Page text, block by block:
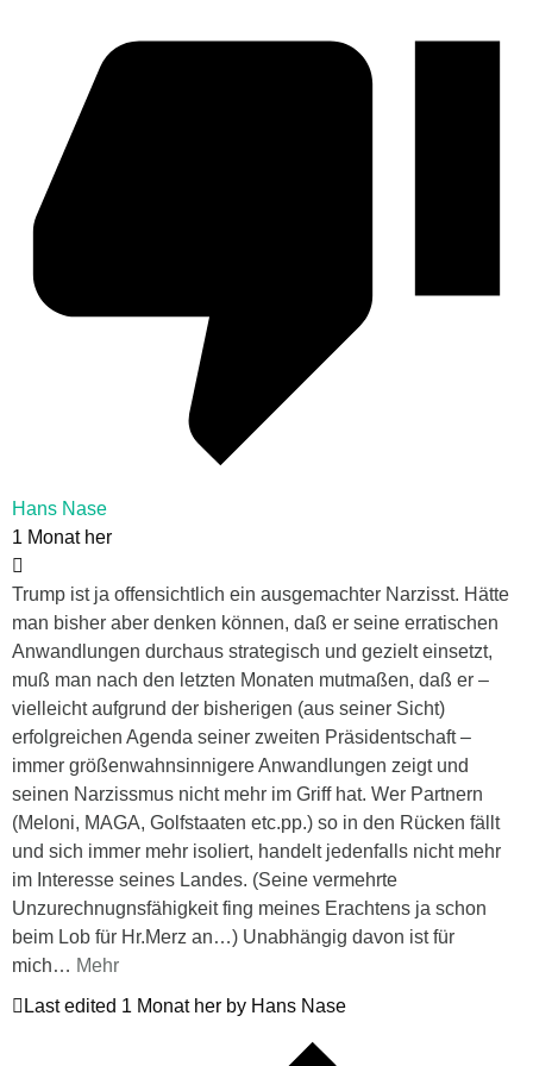
Hans Nase
1 Monat her
Trump ist ja offensichtlich ein ausgemachter Narzisst. Hätte
man bisher aber denken können, daß er seine erratischen
Anwandlungen durchaus strategisch und gezielt einsetzt,
muß man nach den letzten Monaten mutmaßen, daß er –
vielleicht aufgrund der bisherigen (aus seiner Sicht)
erfolgreichen Agenda seiner zweiten Präsidentschaft –
immer größenwahnsinnigere Anwandlungen zeigt und
seinen Narzissmus nicht mehr im Griff hat. Wer Partnern
(Meloni, MAGA, Golfstaaten etc.pp.) so in den Rücken fällt
und sich immer mehr isoliert, handelt jedenfalls nicht mehr
im Interesse seines Landes. (Seine vermehrte
Unzurechnugnsfähigkeit fing meines Erachtens ja schon
beim Lob für Hr.Merz an…) Unabhängig davon ist für
mich… Mehr
Last edited 1 Monat her by Hans Nase